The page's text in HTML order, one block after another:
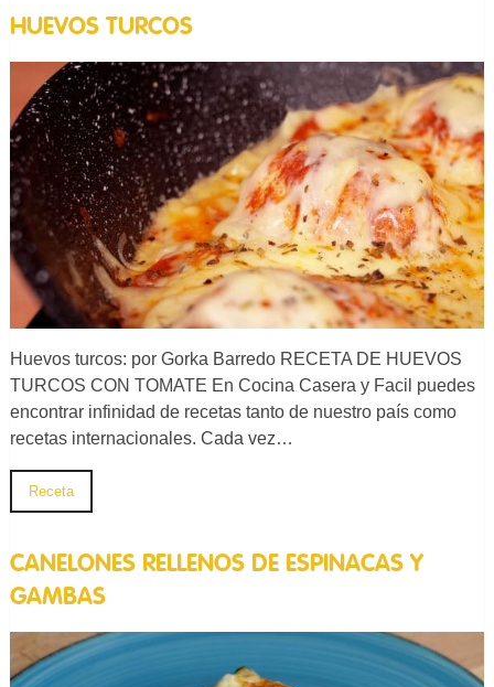
HUEVOS TURCOS
Huevos turcos: por Gorka Barredo RECETA DE HUEVOS
TURCOS CON TOMATE En Cocina Casera y Facil puedes
encontrar infinidad de recetas tanto de nuestro país como
recetas internacionales. Cada vez…
Receta
CANELONES RELLENOS DE ESPINACAS Y
GAMBAS